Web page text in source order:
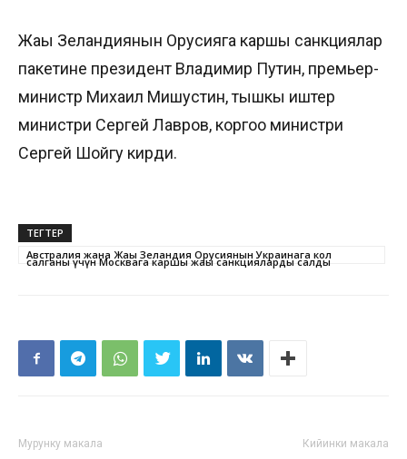
Жаңы Зеландиянын Орусияга каршы санкциялар
пакетине президент Владимир Путин, премьер-
министр Михаил Мишустин, тышкы иштер
министри Сергей Лавров, коргоо министри
Сергей Шойгу кирди.
ТЕГТЕР
Австралия жана Жаңы Зеландия Орусиянын Украинага кол
салганы үчүн Москвага каршы жаңы санкцияларды салды
Мурунку макала Кийинки макала